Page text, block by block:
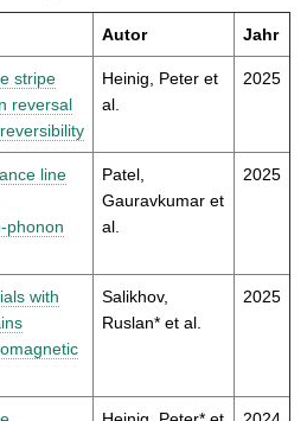
Autor Jahr
stripe
reversal
Heinig, Peter et
al.
2025
line
phonon
Patel,
Gauravkumar et
al.
2025
with
Salikhov,
Ruslan* et al.
2025